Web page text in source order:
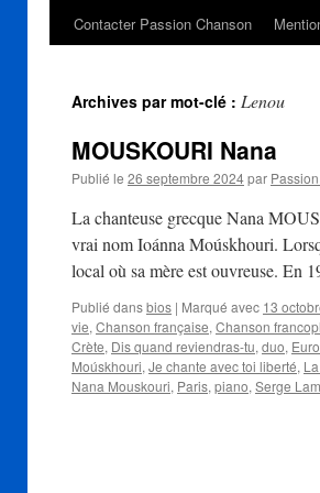
Contacter Passion Chanson
Archives par mot-clé : Lenou
MOUSKOURI Nana
Publié le 26 septembre 2024par
La chanteuse grecque Nana
vrai nom Ioánna Moúskhouri.
local où sa mère est ouvreuse. En
Publié dansbios | Marqué avec 13
vie, Chanson française, Chanson
Crète, Dis quand reviendras-tu, duo,
Moúskhouri, Je chante avec toi liberté,
Nana Mouskouri, Paris, piano, Serge